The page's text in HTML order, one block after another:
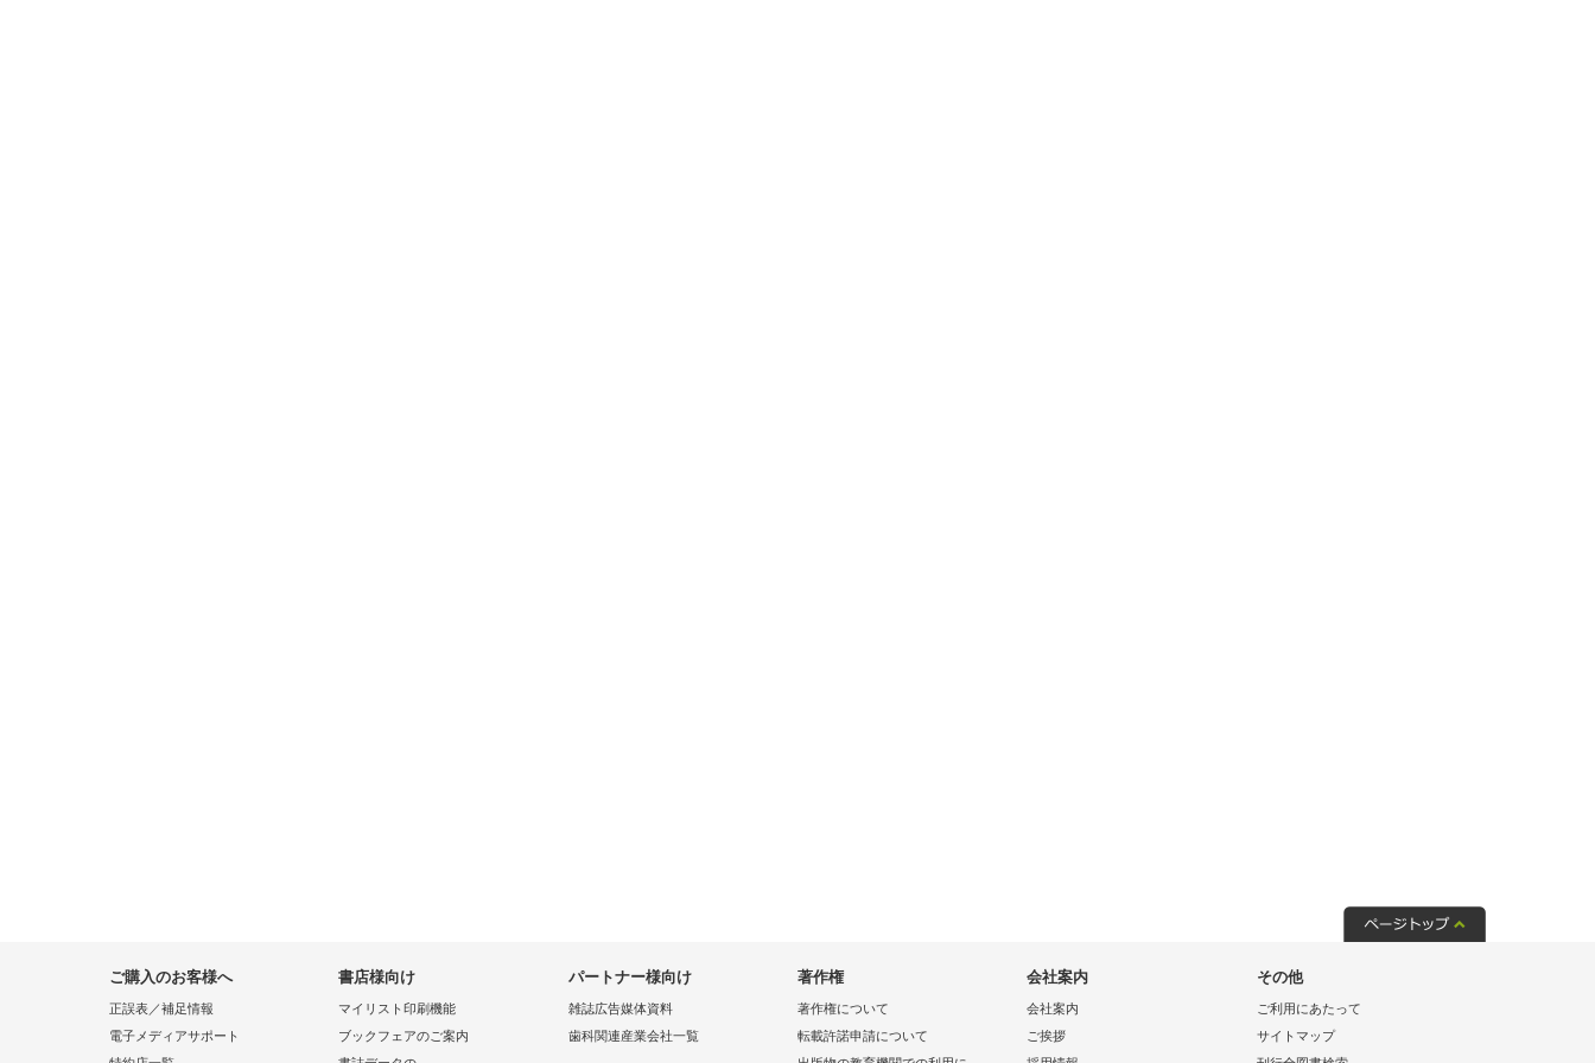
ご購入のお客様へ
正誤表／補足情報
電子メディアサポート
書店様向け
マイリスト印刷機能
ブックフェアのご案内
パートナー様向け
雑誌広告媒体資料
歯科関連産業会社一覧
著作権
著作権について
転載許諾申請について
会社案内
会社案内
ご挨拶
その他
ご利用にあたって
サイトマップ